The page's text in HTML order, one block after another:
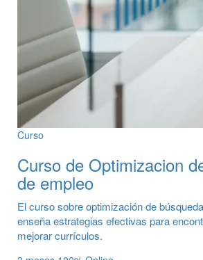
Curso
Curso de Optimizacion
de empleo
El curso sobre optimización de
enseña estrategias efectivas para
mejorar currículos.